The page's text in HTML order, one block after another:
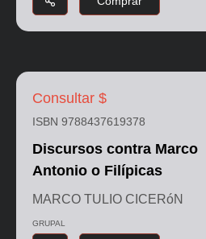
Consultar $
ISBN 9788437619378
Discursos contra Marco
Antonio o Filípicas
MARCO TULIO CICERóN
GRUPAL